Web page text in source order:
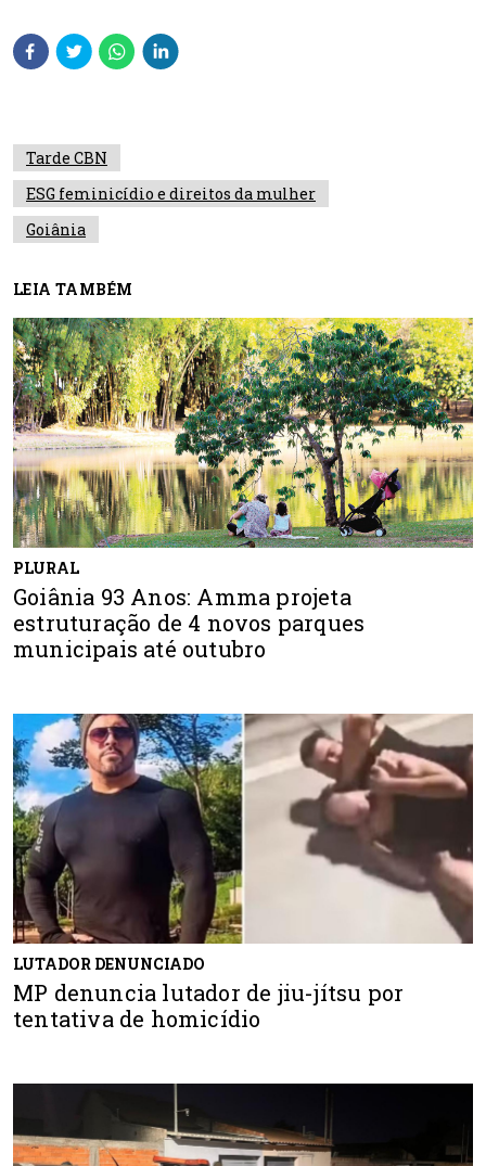
Tarde CBN
ESG feminicídio e direitos da mulher
Goiânia
LEIA TAMBÉM
PLURAL
Goiânia 93 Anos: Amma projeta
estruturação de 4 novos parques
municipais até outubro
LUTADOR DENUNCIADO
MP denuncia lutador de jiu-jítsu por
tentativa de homicídio